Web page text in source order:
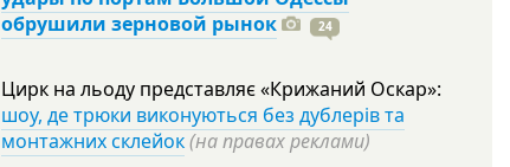
обрушили зерновой рынок
24
Цирк на льоду представляє «Крижаний Оскар»:
шоу, де трюки виконуються без дублерів та
монтажних склейок(на правах реклами)